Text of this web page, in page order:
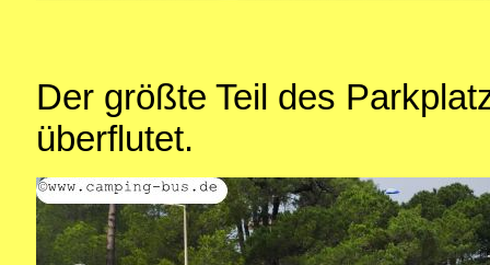
Der größte Teil des
überflutet.